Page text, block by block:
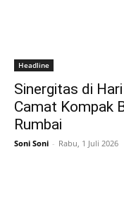
Headline
Sinergitas di
Camat Kompak
Rumbai
Soni Soni - Rabu, 1 Juli 2026